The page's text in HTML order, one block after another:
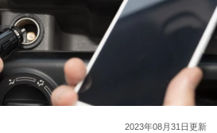
2023年08月31日更新